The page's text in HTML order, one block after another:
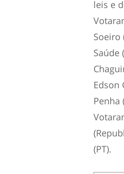
leis e
Soeiro
Saúde
Edson
Penha
(PT).